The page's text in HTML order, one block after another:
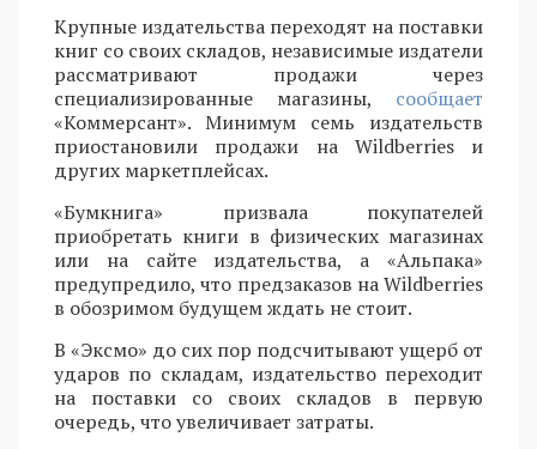
Крупные издательства переходят на поставки
книг со своих складов, независимые издатели
рассматривают продажи через
специализированные магазины, сообщает
«Коммерсант». Минимум семь издательств
приостановили продажи на Wildberries и
других маркетплейсах.
«Бумкнига» призвала покупателей
приобретать книги в физических магазинах
или на сайте издательства, а «Альпака»
предупредило, что предзаказов на Wildberries
в обозримом будущем ждать не стоит.
В «Эксмо» до сих пор подсчитывают ущерб от
ударов по складам, издательство переходит
на поставки со своих складов в первую
очередь, что увеличивает затраты.